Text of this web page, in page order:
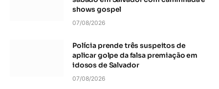
shows gospel
07/08/2026
Polícia prende três suspeitos de
aplicar golpe da falsa premiação em
idosos de Salvador
07/08/2026